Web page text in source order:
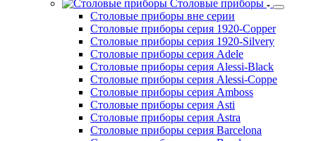
Водоумягчители
Диспенсеры
Дозаторы для мыла
Облучатели
Рукосушители
Посуда и инвентарь
Столовые приборы
Столовые приборы вне серии
Столовые приборы серия 1920-Copper
Столовые приборы серия 1920-Silvery
Столовые приборы серия Adele